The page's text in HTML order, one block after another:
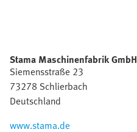
Stama Maschinenfabrik GmbH
Siemensstraße 23
73278 Schlierbach
Deutschland
www.stama.de